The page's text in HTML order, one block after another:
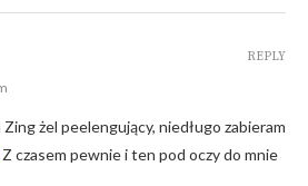
żel peelengujący, niedługo zabieram
Z czasem pewnie i ten pod oczy do mnie
REPLY